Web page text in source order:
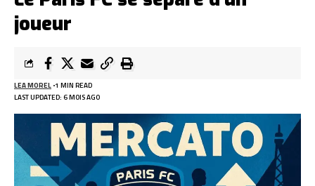
joueur
LAST UPDATED: 6 MOIS AGO
LEA MOREL 1 MIN READ